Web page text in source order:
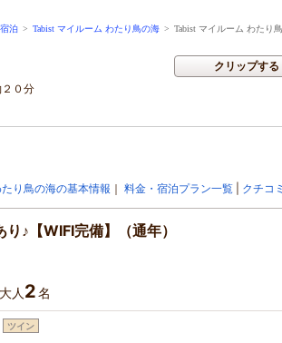
泊 > Tabist マイルーム わたり鳥の海 > Tabist マイルーム わたり
０分
クリップする
り鳥の海の基本情報 ｜ 料金・宿泊プラン一覧 クチコ
♪【WIFI完備】（通年）
大人 2名
ツイン